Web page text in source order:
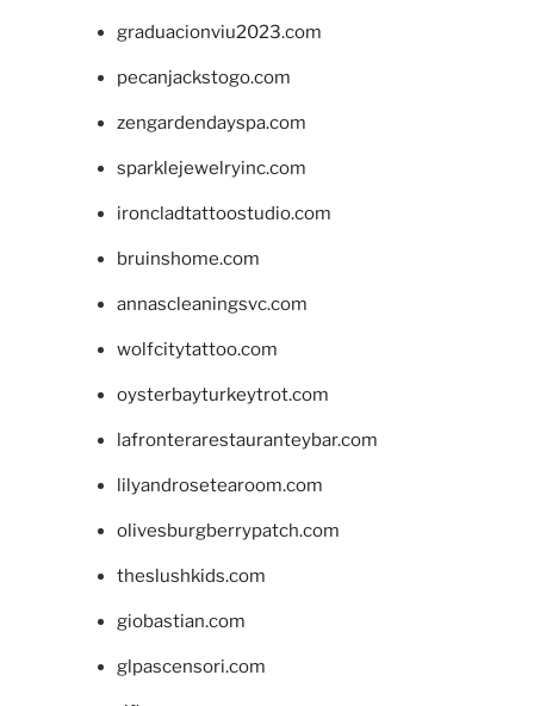
graduacionviu2023.com
pecanjackstogo.com
zengardendayspa.com
sparklejewelryinc.com
ironcladtattoostudio.com
bruinshome.com
annascleaningsvc.com
wolfcitytattoo.com
oysterbayturkeytrot.com
lafronterarestauranteybar.com
lilyandrosetearoom.com
olivesburgberrypatch.com
theslushkids.com
giobastian.com
glpascensori.com